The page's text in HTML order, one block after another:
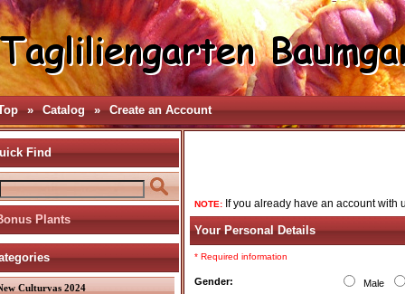
» Catalog » Create an Account
Find
Plants
Culturvas 2024
NOTE: If you already have an account with
Your Personal Details
* Required information
Gender: Male